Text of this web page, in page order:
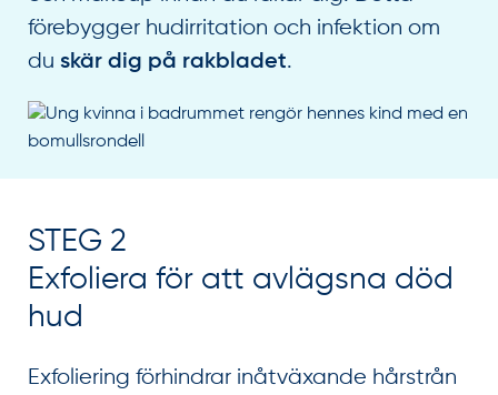
förebygger hudirritation och infektion om
du skär dig på rakbladet.
STEG 2
Exfoliera för att avlägsna död
hud
Exfoliering förhindrar inåtväxande hårstrån